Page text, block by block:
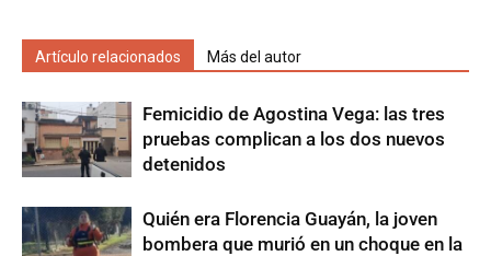
Artículo relacionados Más del autor
Femicidio de Agostina Vega: las tres
pruebas complican a los dos nuevos
detenidos
Quién era Florencia Guayán, la joven
bombera que murió en un choque en la